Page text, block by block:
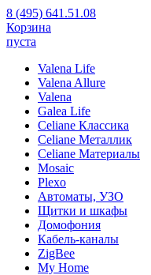
8 (495) 641.51.08
Корзина
пуста
Valena Life
Valena Allure
Valena
Galea Life
Celiane Классика
Celiane Металлик
Celiane Материалы
Mosaic
Plexo
Автоматы, УЗО
Щитки и шкафы
Домофония
Кабель-каналы
ZigBee
My Home